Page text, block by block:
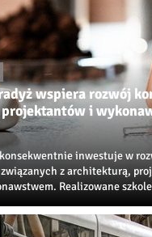
wspiera rozwój
i
konsekwentnie inwestuje w
z architekturą,
Realizowane
ceramiczne...